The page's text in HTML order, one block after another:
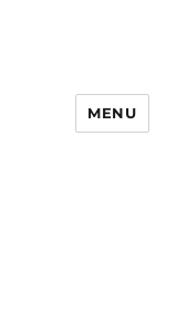
MENU